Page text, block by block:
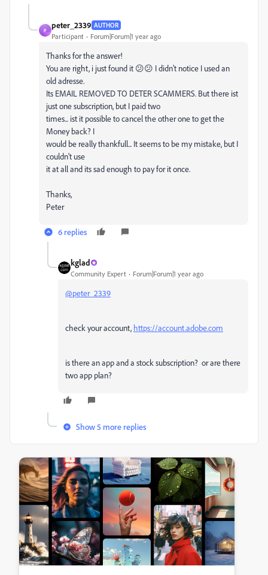
P
peter_2339 AUTHOR
Participant Forum|Forum|1 year ago
Thanks for the answer!
You are right, i just found it 😕😕 I didn't notice I used an
old adresse.
Its EMAIL REMOVED TO DETER SCAMMERS. But there ist
just one subscription, but I paid two
times... ist it possible to cancel the other one to get the
Money back? I
would be really thankfull... It seems to be my mistake, but I
couldn't use
it at all and its sad enough to pay for it once.
Thanks,
Peter
6 replies
kglad
Community Expert Forum|Forum|1 year ago
@peter_2339
check your account, https://account.adobe.com
is there an app and a stock subscription? or are there
two app plan?
Show 5 more replies